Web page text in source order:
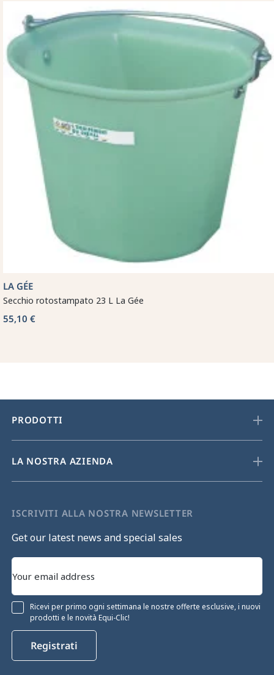
LA GÉE
Secchio rotostampato 23 L La Gée
55,10 €
PRODOTTI
LA NOSTRA AZIENDA
ISCRIVITI ALLA NOSTRA NEWSLETTER
Get our latest news and special sales
Ricevi per primo ogni settimana le nostre offerte esclusive, i nuovi
prodotti e le novità Equi-Clic!
Registrati